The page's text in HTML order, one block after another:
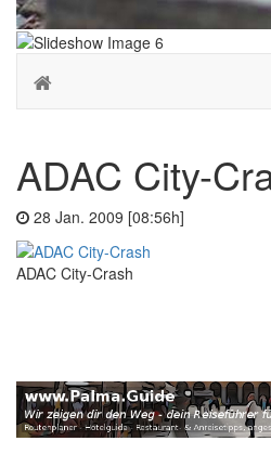
ADAC City-
28 Jan. 2009 [08:56h]
ADAC City-Crash